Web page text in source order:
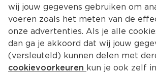
wij jouw gegevens gebruiken om
voeren zoals het meten van de
onze advertenties. Als je alle
dan ga je akkoord dat wij jouw
(versleuteld) kunnen delen met
cookievoorkeuren kun je ook zelf